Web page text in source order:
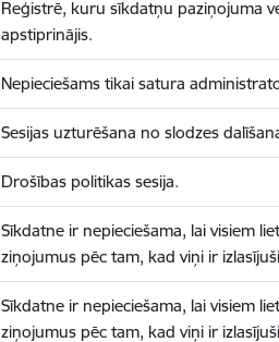
Reģistrē, kuru sīkdatņu paziņojuma
apstiprinājis.
Nepieciešams tikai satura
Sesijas uzturēšana no slodzes
Drošības politikas sesija.
Sīkdatne ir nepieciešama, lai visiem
ziņojumus pēc tam, kad viņi ir
Sīkdatne ir nepieciešama, lai visiem
ziņojumus pēc tam, kad viņi ir